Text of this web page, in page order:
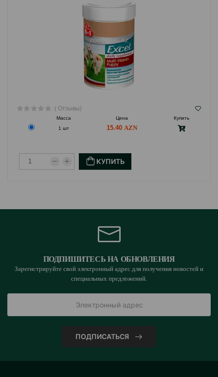
( Отзывы)
Масса Цена
Купить
1 шт
15.40
КУПИТЬ
ПОДПИШИТЕСЬ НА ОБНОВЛЕНИЯ
Зарегистрируйте свой электронный адрес для получения новостей и
специальных предложений.
ПОДПИСАТЬСЯ